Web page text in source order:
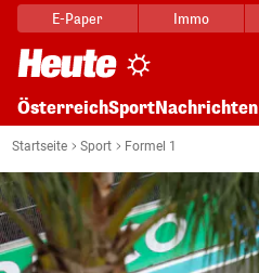
E-Paper Immo
ÖsterreichSportNachrichten
Startseite Sport Formel 1